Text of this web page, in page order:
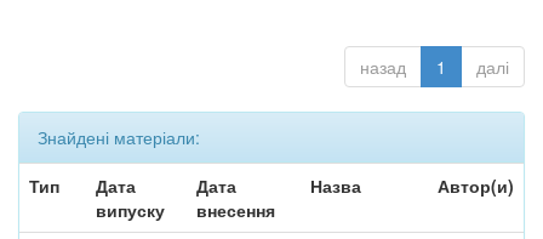
назад 1 далі
Знайдені матеріали:
Тип
Дата
випуску
Дата
внесення
Назва Автор(и)